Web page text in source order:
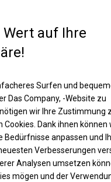
Garagenzelt | 6x12 m
auf Ihre
Surfen und
Das Company, -Website zu
wir Ihre Zustimmung
Cookies. Dank ihnen können
Bedürfnisse anpassen und
Verbesserungen
Analysen umsetzen
mögen und der